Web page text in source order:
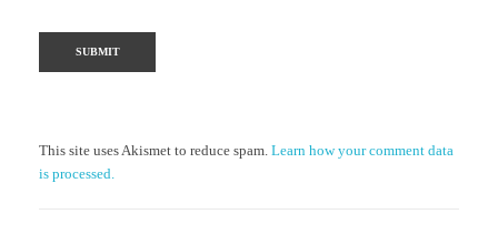
This site uses Akismet to reduce spam. Learn how your comment data
is processed.